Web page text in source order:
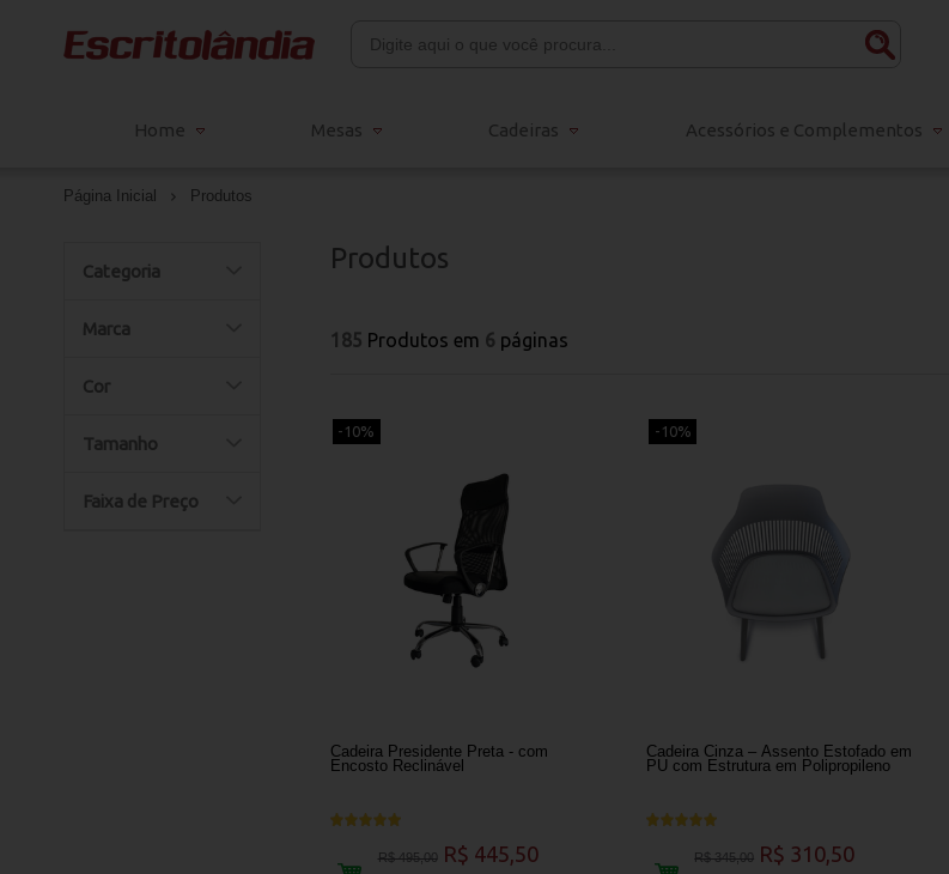
Home Mesas Cadeiras Acessórios e Complementos
Página Inicial Produtos
Categoria
Marca
Cor
Tamanho
Faixa de Preço
Produtos
185 Produtos em 6 páginas
-10%
Cadeira Presidente Preta - com
Encosto Reclinável
R$ 495,00 R$ 445,50
-10%
Cadeira Cinza – Assento Estofado em
PU com Estrutura em Polipropileno
R$ 345,00 R$ 310,50